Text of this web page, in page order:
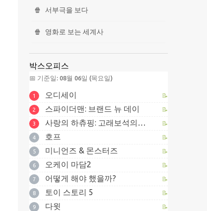
🍿 서부극을 보다
🍿 영화로 보는 세계사
박스오피스
📅 기준일: 08월 06일 (목요일)
1 오디세이 📝
2 스파이더맨: 브랜드 뉴 데이 📝
3 사랑의 하츄핑: 고래보석의 전설 📝
4 호프 📝
5 미니언즈 & 몬스터즈 📝
6 오케이 마담2 📝
7 어떻게 해야 했을까? 📝
8 토이 스토리 5 📝
9 다윗 📝